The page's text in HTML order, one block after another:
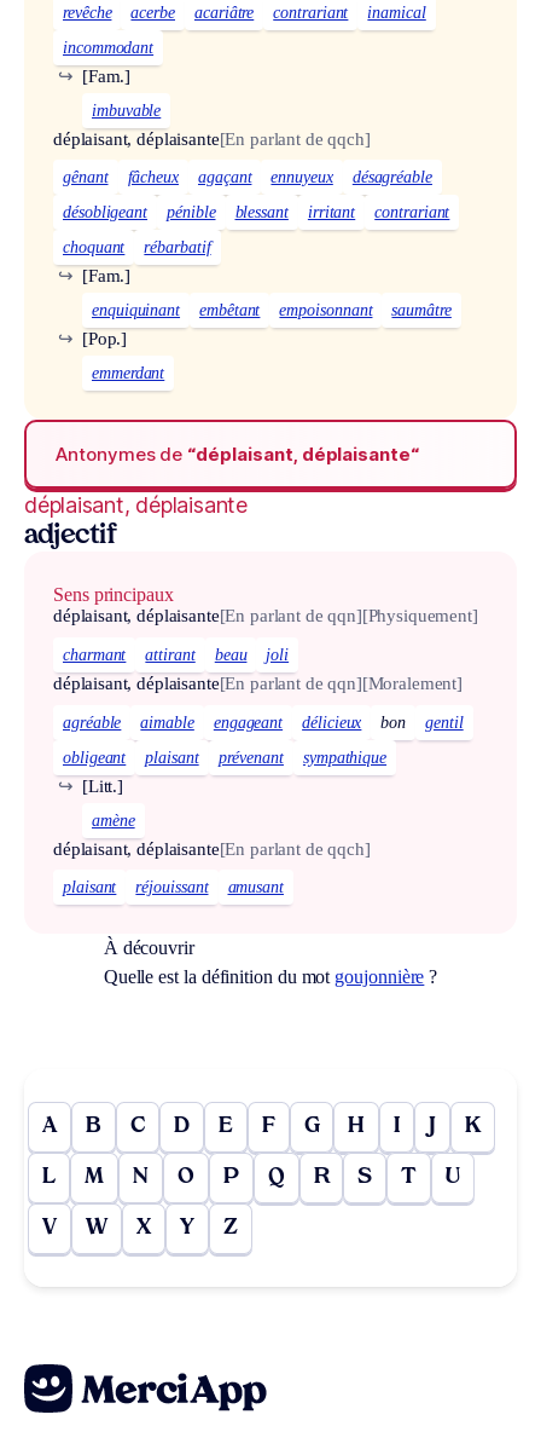
revêche
acerbe acariâtre contrariant
inamical
incommodant
[Fam.]
↪
imbuvable
déplaisant, déplaisante[En parlant de qqch]
gênant fâcheux agaçant ennuyeux
désagréable
désobligeant
pénible blessant irritant
contrariant
choquant
rébarbatif
[Fam.]
↪
enquiquinant embêtant empoisonnant saumâtre
[Pop.]
↪
emmerdant
Antonymes de “déplaisant, déplaisante“
déplaisant, déplaisante
adjectif
Sens principaux
déplaisant, déplaisante[En parlant de qqn][Physiquement]
charmant attirant beau joli
déplaisant, déplaisante[En parlant de qqn][Moralement]
agréable aimable engageant délicieux bon
gentil
obligeant
plaisant prévenant sympathique
[Litt.]
↪
amène
déplaisant, déplaisante[En parlant de qqch]
plaisant réjouissant amusant
À découvrir
Quelle est la définition du mot goujonnière ?
A B C D E F G H I J K
L M N O P Q R S T U
V W X Y Z